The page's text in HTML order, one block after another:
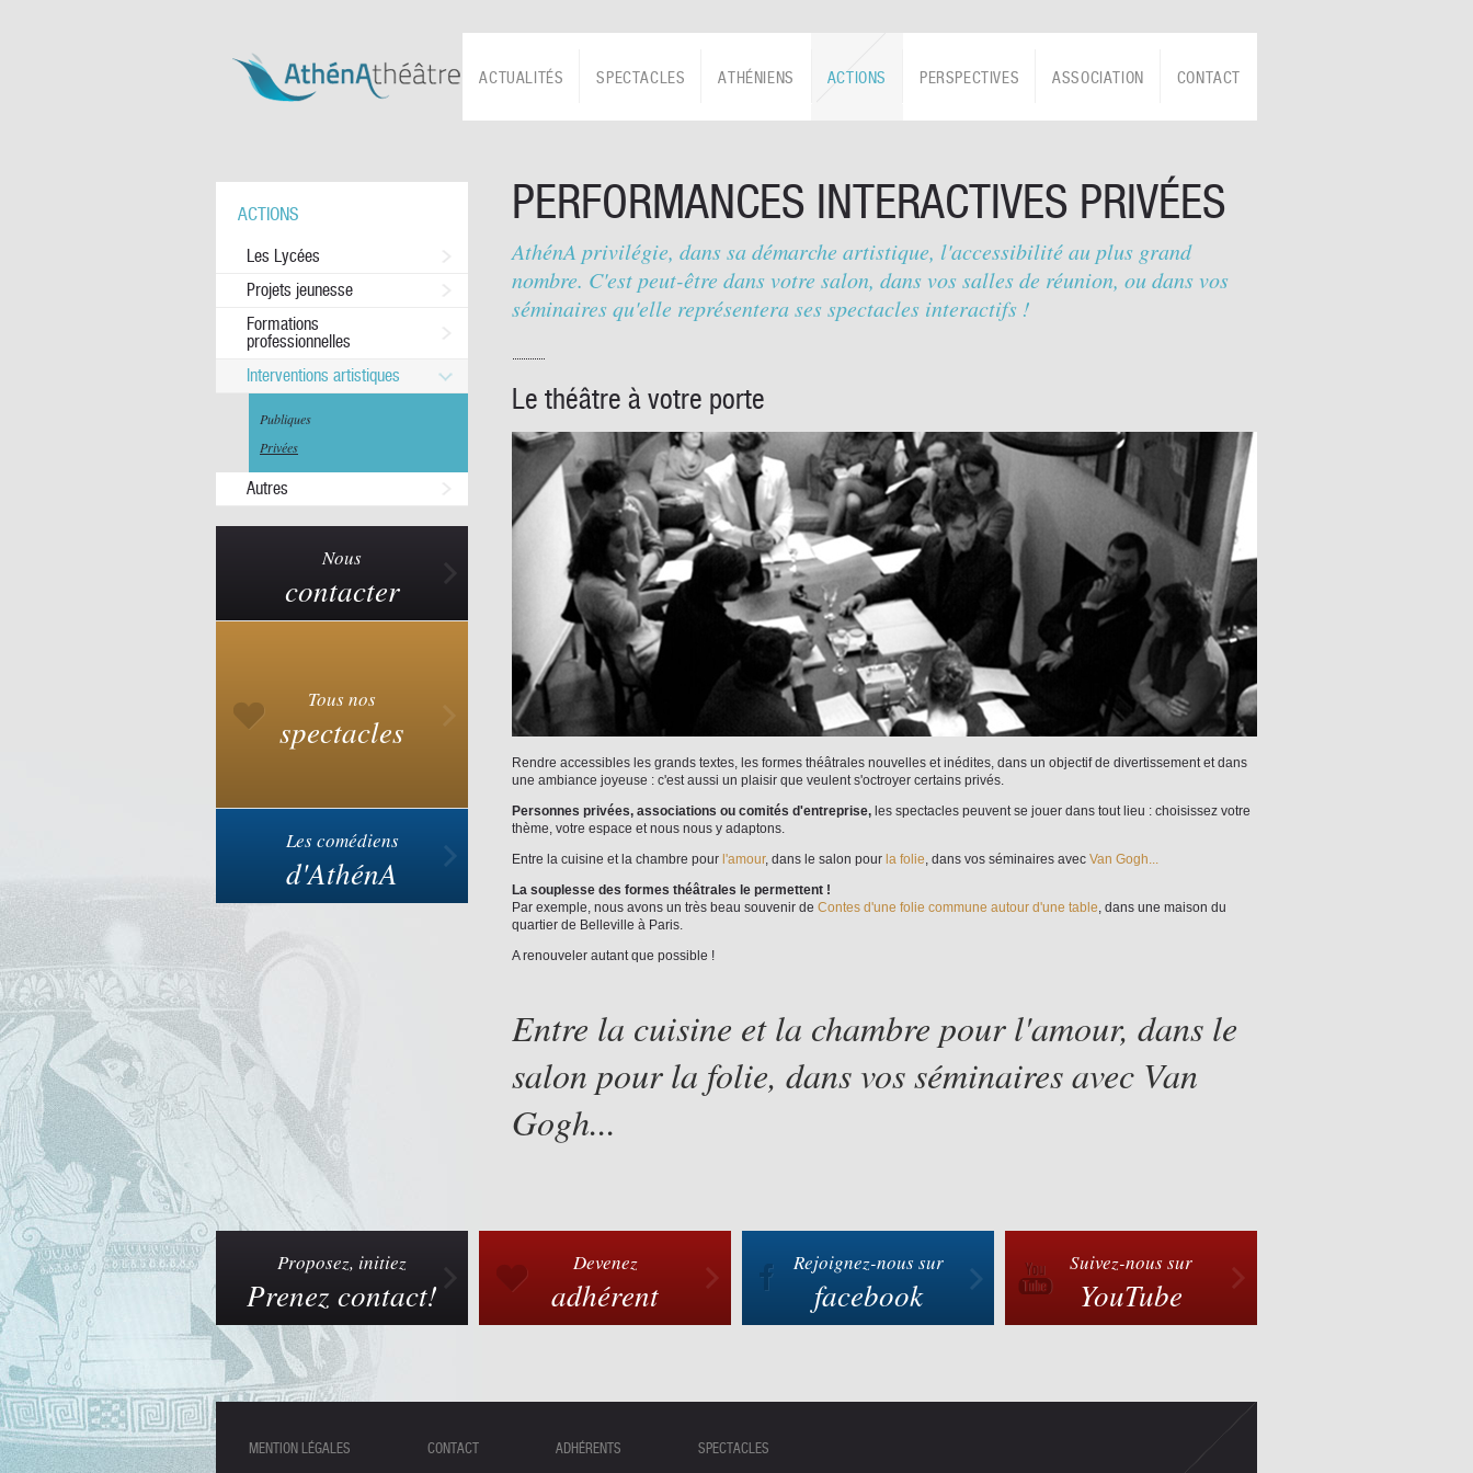
CONTACT
ASSOCIATION
PERSPECTIVES
ACTIONS
ATHÉNIENS
SPECTACLES
ACTUALITÉS
ACTIONS
Les Lycées
Projets jeunesse
Formations
professionnelles
Interventions artistiques
Publiques
Privées
Autres
Nous
contacter
Tous nos
spectacles
Les comédiens
d'AthénA
PERFORMANCES INTERACTIVES PRIVÉES
AthénA privilégie, dans sa démarche artistique, l'accessibilité au plus grand
nombre. C'est peut-être dans votre salon, dans vos salles de réunion, ou dans vos
séminaires qu'elle représentera ses spectacles interactifs !
Le théâtre à votre porte
Rendre accessibles les grands textes, les formes théâtrales nouvelles et inédites, dans un objectif de divertissement et dans
une ambiance joyeuse : c'est aussi un plaisir que veulent s'octroyer certains privés.
Personnes privées, associations ou comités d'entreprise, les spectacles peuvent se jouer dans tout lieu : choisissez votre
thème, votre espace et nous nous y adaptons.
Entre la cuisine et la chambre pour l'amour, dans le salon pour la folie, dans vos séminaires avec Van Gogh...
La souplesse des formes théâtrales le permettent !
Par exemple, nous avons un très beau souvenir de Contes d'une folie commune autour d'une table, dans une maison du
quartier de Belleville à Paris.
A renouveler autant que possible !
Entre la cuisine et la chambre pour l'amour, dans le
salon pour la folie, dans vos séminaires avec Van
Gogh...
Suivez-nous sur
YouTube
Rejoignez-nous sur
facebook
Devenez
adhérent
Proposez, initiez
Prenez contact!
MENTION LÉGALES CONTACT ADHÉRENTS SPECTACLES